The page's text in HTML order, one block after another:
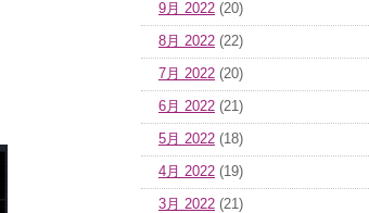
9月 2022 (20)
8月 2022 (22)
7月 2022 (20)
6月 2022 (21)
5月 2022 (18)
4月 2022 (19)
3月 2022 (21)